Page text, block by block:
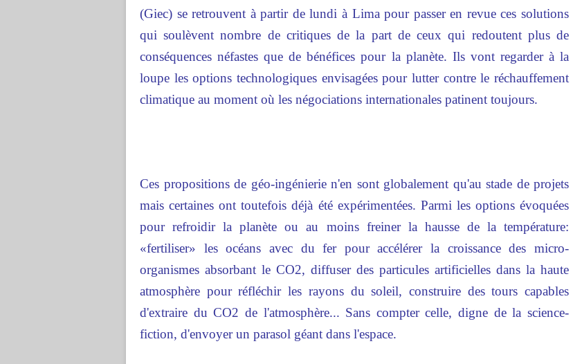
(Giec) se retrouvent à partir de lundi à Lima pour passer en revue ces solutions
qui soulèvent nombre de critiques de la part de ceux qui redoutent plus de
conséquences néfastes que de bénéfices pour la planète. Ils vont regarder à la
loupe les options technologiques envisagées pour lutter contre le réchauffement
climatique au moment où les négociations internationales patinent toujours.
Ces propositions de géo-ingénierie n'en sont globalement qu'au stade de projets
mais certaines ont toutefois déjà été expérimentées. Parmi les options évoquées
pour refroidir la planète ou au moins freiner la hausse de la température:
«fertiliser» les océans avec du fer pour accélérer la croissance des micro-
organismes absorbant le CO2, diffuser des particules artificielles dans la haute
atmosphère pour réfléchir les rayons du soleil, construire des tours capables
d'extraire du CO2 de l'atmosphère... Sans compter celle, digne de la science-
fiction, d'envoyer un parasol géant dans l'espace.